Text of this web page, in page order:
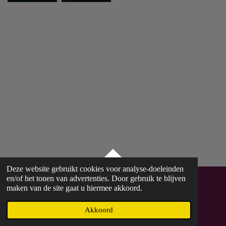
Deze website gebruikt cookies voor analyse-doeleinden
en/of het tonen van advertenties. Door gebruik te blijven
maken van de site gaat u hiermee akkoord.
Akkoord
TOP